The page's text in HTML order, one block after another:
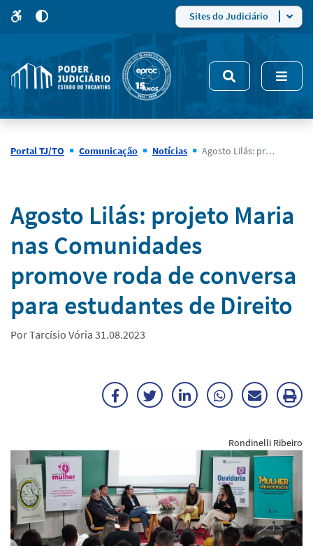
site
5
modo
de
alto
Sites do Judiciário
Portal TJ/TO Comunicação Notícias Agosto Lilás: projeto Maria nas Comunidades promove roda de conversa para estudantes de Direito
Notícias
Agosto Lilás: projeto Maria
nas Comunidades
promove roda de conversa
para estudantes de Direito
Por Tarcísio Vória 31.08.2023
FacebookTwitterLinkedInWhatsApp
Enviar
E-
mail
Rondinelli Ribeiro